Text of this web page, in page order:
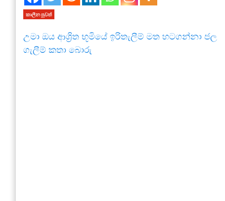
කාලීන පුවත්
උමා ඔය ආශ්‍රිත භූමියේ ඉරිතැලීම් මත හටගන්නා ජල
ගැලීම් කතා බොරු